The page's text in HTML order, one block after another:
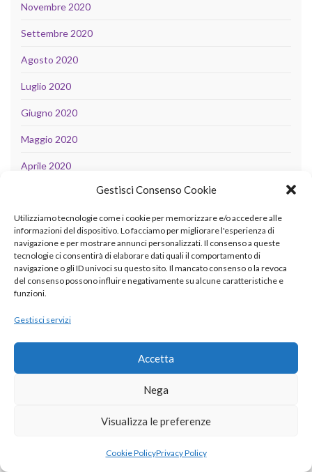
Gestisci Consenso Cookie
Utilizziamo tecnologie come i cookie per memorizzare e/o accedere alle
informazioni del dispositivo. Lo facciamo per migliorare l'esperienza di
navigazione e per mostrare annunci personalizzati. Il consenso a queste
tecnologie ci consentirà di elaborare dati quali il comportamento di
navigazione o gli ID univoci su questo sito. Il mancato consenso o la revoca
del consenso possono influire negativamente su alcune caratteristiche e
funzioni.
Gestisci servizi
Accetta
Nega
Visualizza le preferenze
Cookie PolicyPrivacy Policy
Novembre 2020
Settembre 2020
Agosto 2020
Luglio 2020
Giugno 2020
Maggio 2020
Aprile 2020
Febbraio 2020
Gennaio 2020
Dicembre 2019
Novembre 2019
Settembre 2019
Luglio 2019